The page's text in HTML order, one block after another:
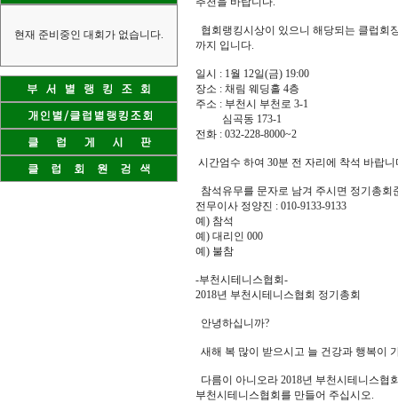
현재 준비중인 대회가 없습니다.
협회랭킹시상이 있으니 해당되는 클럽회
까지 입니다.
일시 : 1월 12일(금) 19:00
장소 : 채림 웨딩홀 4층
주소 : 부천시 부천로 3-1
심곡동 173-1
전화 : 032-228-8000~2
시간엄수 하여 30분 전 자리에 착석 바랍니
참석유무를 문자로 남겨 주시면 정기총
전무이사 정양진 : 010-9133-9133
예) 참석
예) 대리인 000
예) 불참
-부천시테니스협회-
2018년 부천시테니스협회 정기총회
안녕하십니까?
새해 복 많이 받으시고 늘 건강과 행복이
다름이 아니오라 2018년 부천시테니스
부천시테니스협회를 만들어 주십시오.